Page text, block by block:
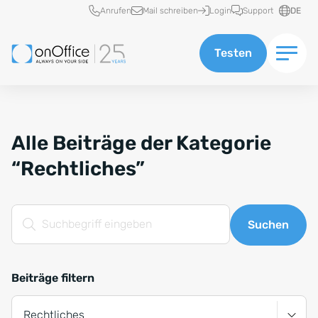
Schnellzugriff
Anrufen Mail schreiben Login Support DE
Testen
Alle Beiträge der Kategorie
“Rechtliches”
Suchen
Beiträge filtern